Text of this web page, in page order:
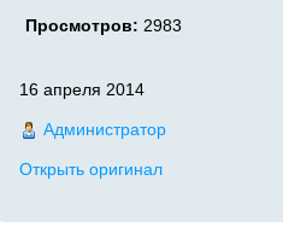
Просмотров: 2983
16 апреля 2014
Администратор
Открыть оригинал